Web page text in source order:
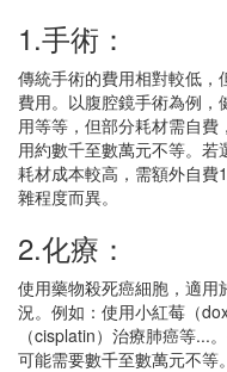
1.手術：
傳統手術的費用相對較低
費用。以腹腔鏡手術為例
用等等，但部分耗材需自
用約數千至數萬元不等。
耗材成本較高，需額外自
雜程度而異。
2.化療：
使用藥物殺死癌細胞，適
況。例如：使用小紅莓（
（cisplatin）治療肺癌等...
可能需要數千至數萬元不等。